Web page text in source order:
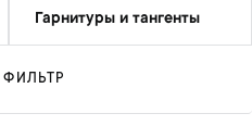
Гарнитуры и тангенты
ФИЛЬТР